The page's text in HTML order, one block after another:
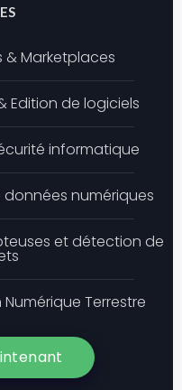
Marketplaces
Edition de logiciels
informatique
numériques
et détection de
Terrestre